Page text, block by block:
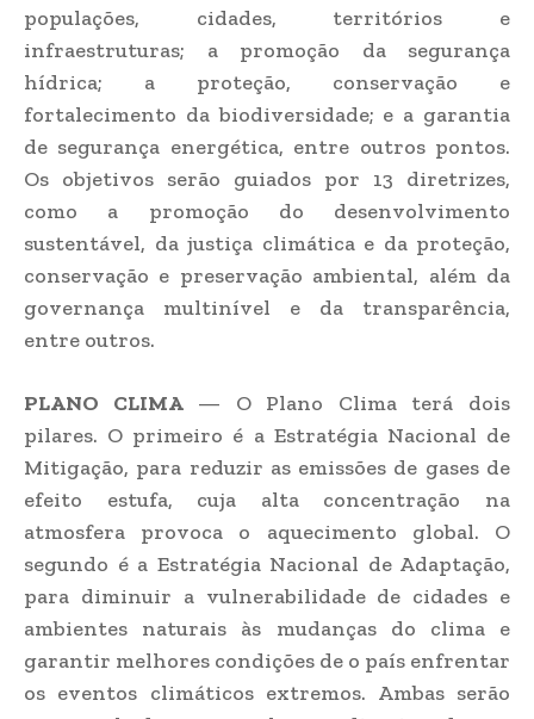
populações, cidades, territórios e
infraestruturas; a promoção da segurança
hídrica; a proteção, conservação e
fortalecimento da biodiversidade; e a garantia
de segurança energética, entre outros pontos.
Os objetivos serão guiados por 13 diretrizes,
como a promoção do desenvolvimento
sustentável, da justiça climática e da proteção,
conservação e preservação ambiental, além da
governança multinível e da transparência,
entre outros.
PLANO CLIMA— O Plano Clima terá dois
pilares. O primeiro é a Estratégia Nacional de
Mitigação, para reduzir as emissões de gases de
efeito estufa, cuja alta concentração na
atmosfera provoca o aquecimento global. O
segundo é a Estratégia Nacional de Adaptação,
para diminuir a vulnerabilidade de cidades e
ambientes naturais às mudanças do clima e
garantir melhores condições de o país enfrentar
os eventos climáticos extremos. Ambas serão